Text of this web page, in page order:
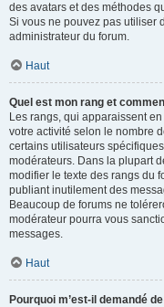
des avatars et des méthodes
Si vous ne pouvez pas utiliser
administrateur du forum.
Haut
Quel est mon rang et
Les rangs, qui apparaissent
votre activité selon le nombre
certains utilisateurs
modérateurs. Dans la plupart
modifier le texte des rangs du
publiant inutilement des
Beaucoup de forums ne
modérateur pourra vous
messages.
Haut
Pourquoi m’est-il demandé